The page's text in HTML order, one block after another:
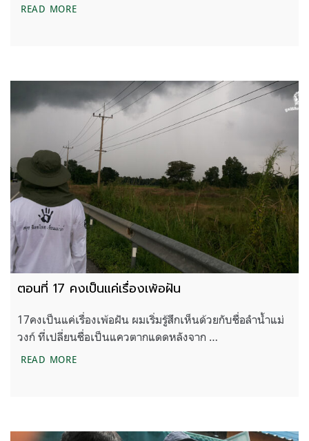
READ MOREตอนที่ 18 กาแฟเช้าที่อร่อยที่สุดของการเดินทาง
ตอนที่ 17 คงเป็นแค่เรื่องเพ้อฝัน
17คงเป็นแค่เรื่องเพ้อฝัน ผมเริ่มรู้สึกเห็นด้วยกับชื่อลำน้ำแม่
วงก์ ที่เปลี่ยนชื่อเป็นแควตากแดดหลังจาก …
READ MOREตอนที่ 17 คงเป็นแค่เรื่องเพ้อฝัน